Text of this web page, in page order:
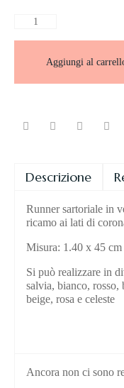
Aggiungi al
Descrizione
Runner sartoriale in
ricamo ai lati di
Misura: 1.40 x 45 cm
Si può realizzare in
salvia, bianco,
beige, rosa e celeste
Ancora non ci sono